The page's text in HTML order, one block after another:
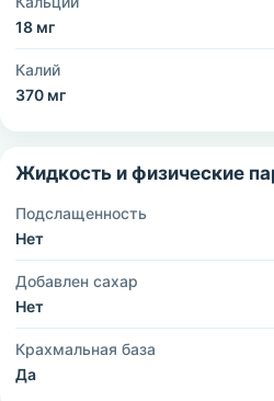
18 мг
Калий
370 мг
Жидкость и физические
Подслащенность
Нет
Добавлен сахар
Нет
Крахмальная база
Да